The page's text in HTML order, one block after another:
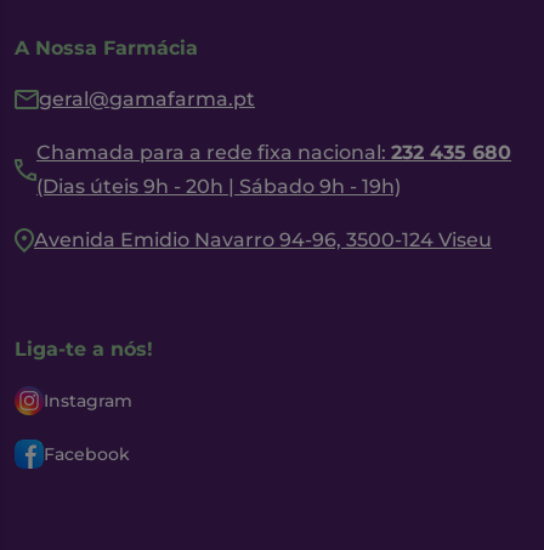
A Nossa Farmácia
geral@gamafarma.pt
Chamada para a rede fixa nacional: 232 435 680
(Dias úteis 9h - 20h | Sábado 9h - 19h)
Avenida Emidio Navarro 94-96, 3500-124 Viseu
Liga-te a nós!
Instagram
Facebook